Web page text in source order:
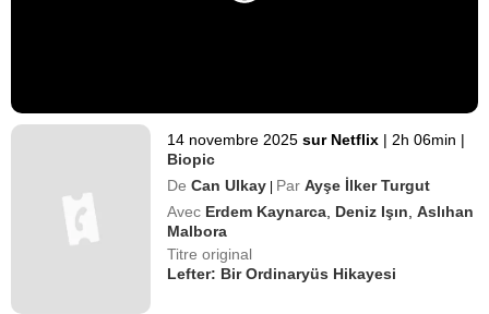
14 novembre 2025 sur Netflix | 2h 06min |
Biopic
De Can Ulkay | Par Ayşe İlker Turgut
Avec Erdem Kaynarca Deniz Işın ,Aslıhan
Malbora
Titre original
Lefter: Bir Ordinaryüs Hikayesi